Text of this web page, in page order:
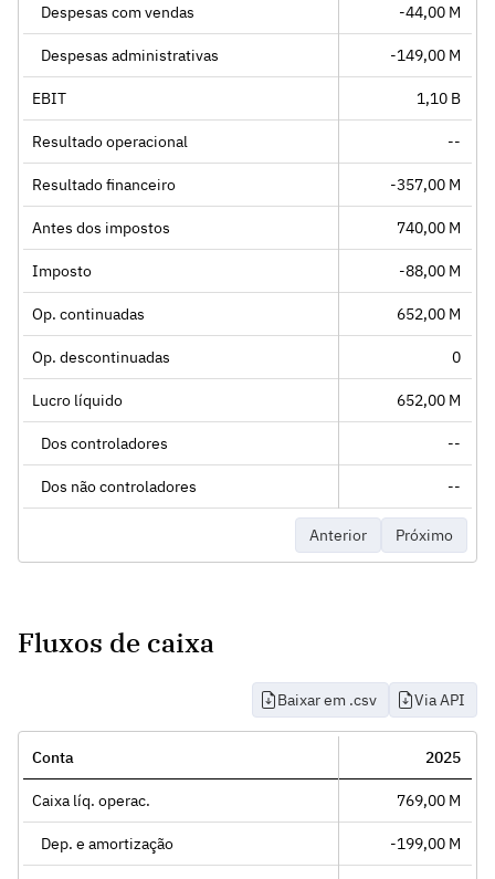
Despesas com vendas -44,00 M
Despesas administrativas -149,00 M
EBIT 1,10 B
Resultado operacional --
Resultado financeiro -357,00 M
Antes dos impostos 740,00 M
Imposto -88,00 M
Op. continuadas 652,00 M
Op. descontinuadas 0
Lucro líquido 652,00 M
Dos controladores --
Dos não controladores --
Anterior Próximo
Fluxos de caixa
Baixar em .csv Via API
Conta 2025
Caixa líq. operac. 769,00 M
Dep. e amortização -199,00 M